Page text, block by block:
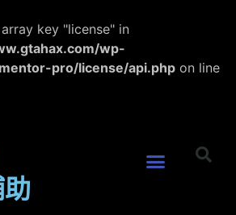
key "license" in
wp-
pro/license/api.php on line